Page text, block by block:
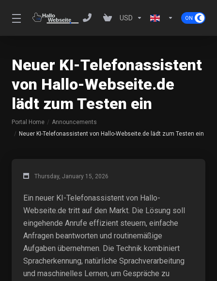
USD
Neuer KI-Telefonassistent
von Hallo-Webseite.de
lädt zum Testen ein
Portal Home
Announcements
Neuer KI-Telefonassistent von Hallo-Webseite.de lädt zum Testen ein
Thursday, January 15, 2026
Ein neuer KI-Telefonassistent von Hallo-
Webseite.de tritt auf den Markt. Die Lösung soll
eingehende Anrufe effizient steuern, einfache
Anfragen beantworten und routinemäßige
Aufgaben übernehmen. Die Technik kombiniert
Spracherkennung, natürliche Sprachverarbeitung
und maschinelles Lernen, um Gespräche zu